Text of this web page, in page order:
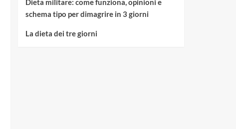
schema tipo per dimagrire in 3 giorni
La dieta dei tre giorni